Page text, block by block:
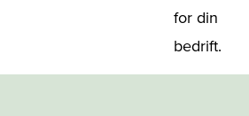
for din
bedrift.